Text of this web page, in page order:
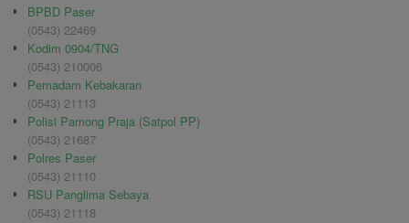
BPBD Paser
(0543) 22469
Kodim 0904/TNG
(0543) 210006
Pemadam Kebakaran
(0543) 21113
Polisi Pamong Praja (Satpol PP)
(0543) 21687
Polres Paser
(0543) 21110
RSU Panglima Sebaya
(0543) 21118